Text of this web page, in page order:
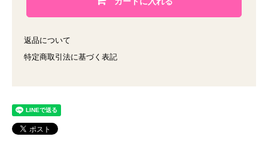
返品について
特定商取引法に基づく表記